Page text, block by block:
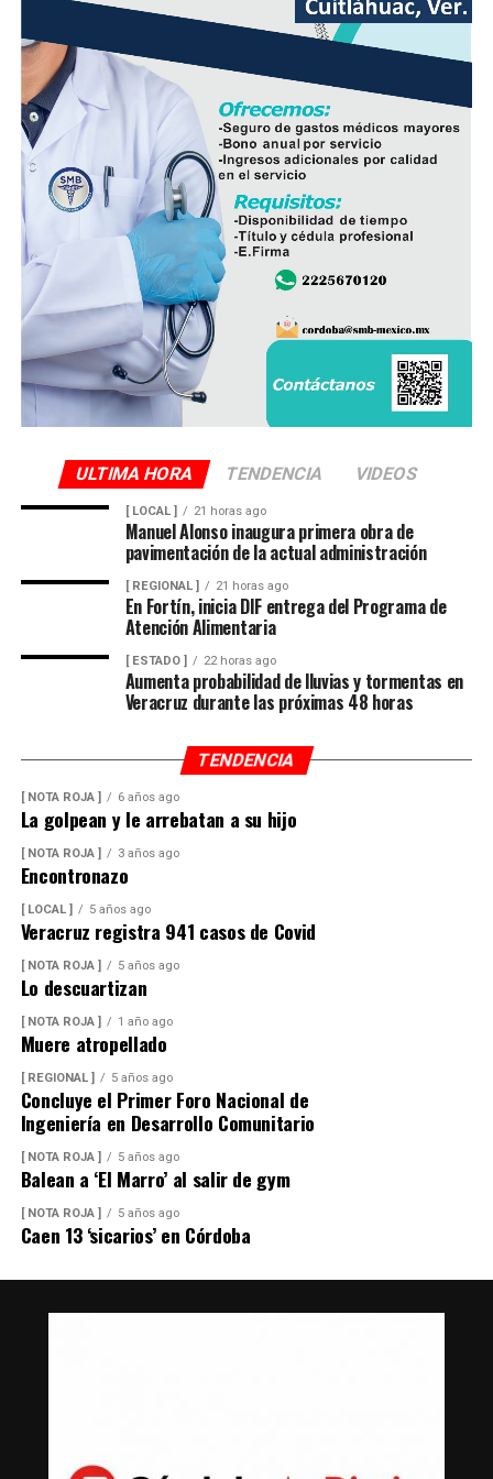
desplegada en el estado y reforzar la coordinación con
las autoridades responsables de la seguridad pública.
ULTIMA HORA TENDENCIA VIDEOS
[ LOCAL ] 21 horas ago
Manuel Alonso inaugura primera obra de
pavimentación de la actual administración
[ REGIONAL ] 21 horas ago
En Fortín, inicia DIF entrega del Programa de
Atención Alimentaria
[ ESTADO ] 22 horas ago
Aumenta probabilidad de lluvias y tormentas en
Veracruz durante las próximas 48 horas
TENDENCIA
[ NOTA ROJA ] 6 años ago
La golpean y le arrebatan a su hijo
[ NOTA ROJA ] 3 años ago
Encontronazo
[ LOCAL ] 5 años ago
Veracruz registra 941 casos de Covid
[ NOTA ROJA ] 5 años ago
Lo descuartizan
[ NOTA ROJA ] 1 año ago
Muere atropellado
[ REGIONAL ] 5 años ago
Concluye el Primer Foro Nacional de
Ingeniería en Desarrollo Comunitario
[ NOTA ROJA ] 5 años ago
Balean a ‘El Marro’ al salir de gym
[ NOTA ROJA ] 5 años ago
Caen 13 ‘sicarios’ en Córdoba